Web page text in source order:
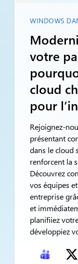
WINDOWS
votre
cloud
pour
Rejoignez-
présentant
dans le cloud
renforcent la
Découvrez
vos équipes
entreprise
et
planifiiez
développiez